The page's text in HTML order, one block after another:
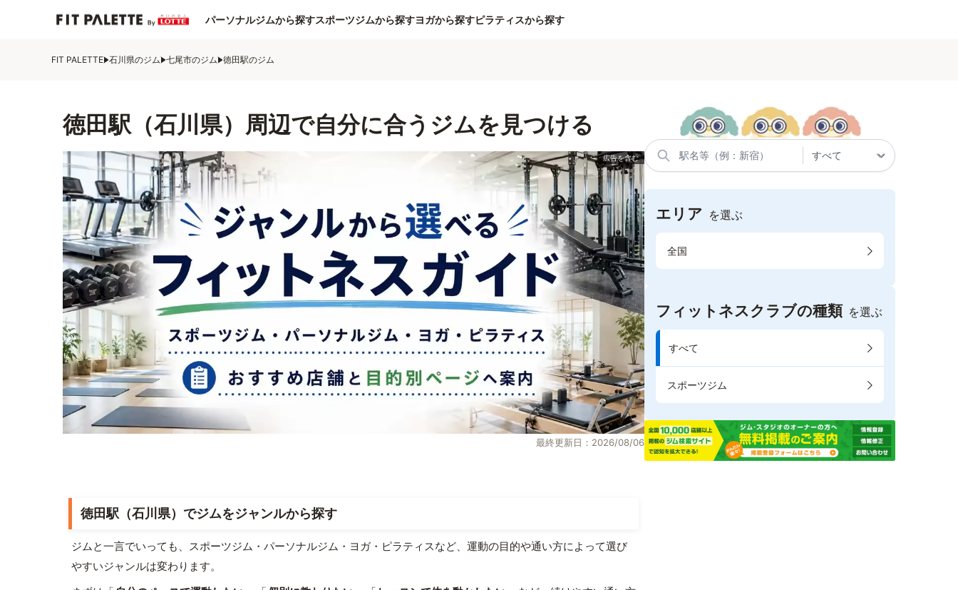
パーソナルジムから探すスポーツジムから探すヨガから探すピラティスから探す
FIT PALETTE 石川県のジム 七尾市のジム 徳田駅のジム
徳田駅（石川県）周辺で自分に合うジムを見つける
最終更新日：2026/08/06
徳田駅（石川県）でジムをジャンルから探す
ジムと一言でいっても、スポーツジム・パーソナルジム・ヨガ・ピラティスなど、運動の目的や通い方によって選び
やすいジャンルは変わります。
エリア を選ぶ
全国
フィットネスクラブの種類 を選ぶ
すべて
スポーツジム